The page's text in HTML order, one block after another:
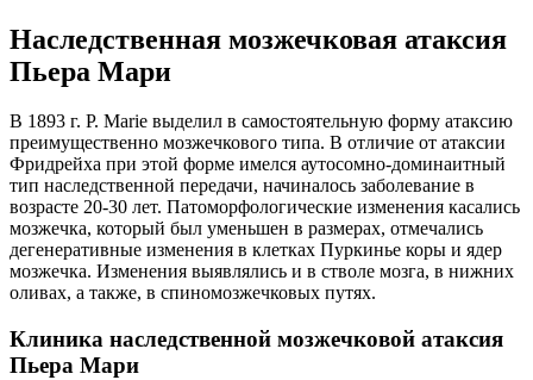
Наследственная мозжечковая атаксия
Пьера Мари
В 1893 г. P. Marie выделил в самостоятельную форму атаксию
преимущественно мозжечкового типа. В отличие от атаксии
Фридрейха при этой форме имелся аутосомно-доминаитный
тип наследственной передачи, начиналось заболевание в
возрасте 20-30 лет. Патоморфологические изменения касались
мозжечка, который был уменьшен в размерах, отмечались
дегенеративные изменения в клетках Пуркинье коры и ядер
мозжечка. Изменения выявлялись и в стволе мозга, в нижних
оливах, а также, в спиномозжечковых путях.
Клиника наследственной мозжечковой атаксия
Пьера Мари